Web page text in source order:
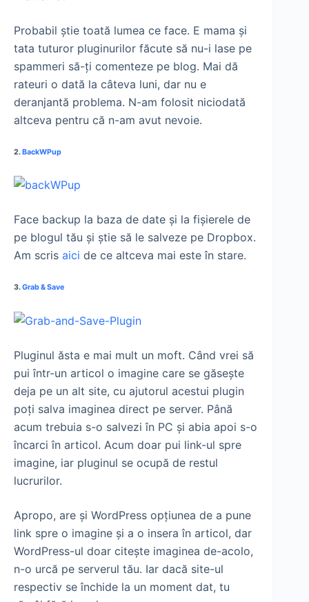
Probabil ştie toată lumea ce face. E mama şi
tata tuturor pluginurilor făcute să nu-i lase pe
spammeri să-ţi comenteze pe blog. Mai dă
rateuri o dată la câteva luni, dar nu e
deranjantă problema. N-am folosit niciodată
altceva pentru că n-am avut nevoie.
2.BackWPup
Face backup la baza de date şi la fişierele de
pe blogul tău şi ştie să le salveze pe Dropbox.
Am scris aici de ce altceva mai este în stare.
3.Grab & Save
Pluginul ăsta e mai mult un moft. Când vrei să
pui într-un articol o imagine care se găseşte
deja pe un alt site, cu ajutorul acestui plugin
poţi salva imaginea direct pe server. Până
acum trebuia s-o salvezi în PC şi abia apoi s-o
încarci în articol. Acum doar pui link-ul spre
imagine, iar pluginul se ocupă de restul
lucrurilor.
Apropo, are şi WordPress opţiunea de a pune
link spre o imagine şi a o insera în articol, dar
WordPress-ul doar citeşte imaginea de-acolo,
n-o urcă pe serverul tău. Iar dacă site-ul
respectiv se închide la un moment dat, tu